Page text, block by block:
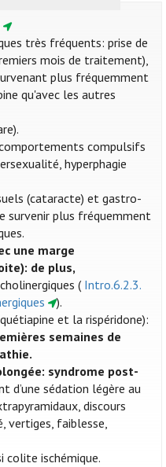
très fréquents: prise de
mois de traitement),
plus fréquemment
qu'avec les autres
compulsifs
hyperphagie
(cataracte) et gastro-
survenir plus fréquemment
une marge
de plus,
( Intro.6.2.3.
).
et la rispéridone):
semaines de
syndrome post-
d’une sédation légère au
discours
vertiges, faiblesse,
colite ischémique.